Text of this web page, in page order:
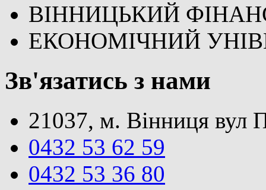
ВІННИЦЬКИЙ
ЕКОНОМІЧНИЙ
Зв'язатись з нами
21037, м. Вінниця вул
0432 53 62 59
0432 53 36 80